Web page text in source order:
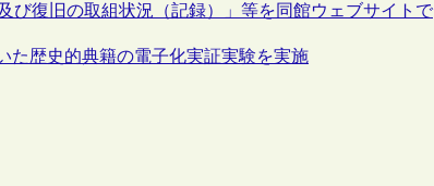
び復旧の取組状況（記録）」等を同館ウェブサイトで
た歴史的典籍の電子化実証実験を実施